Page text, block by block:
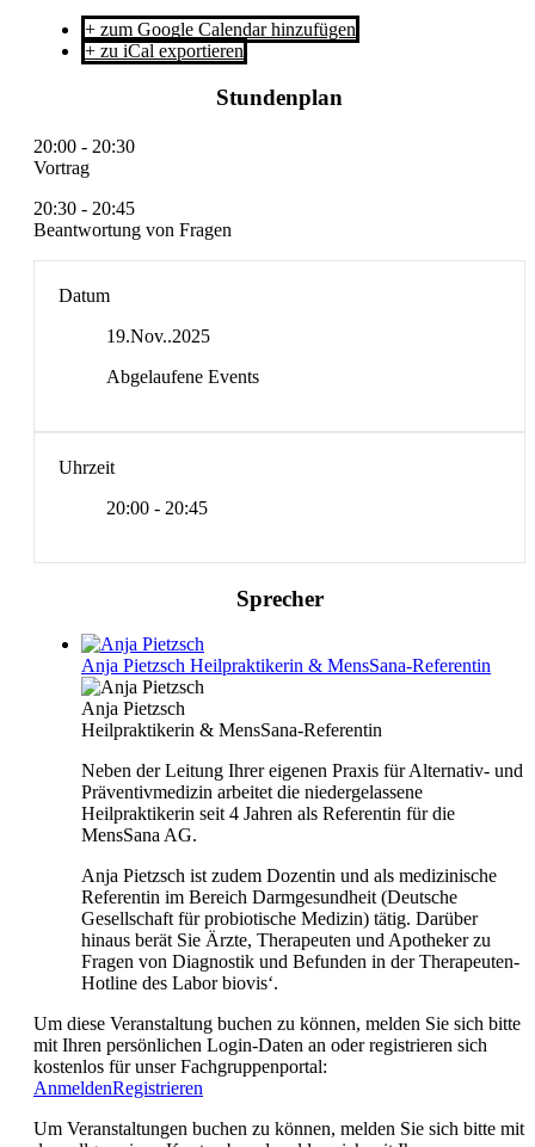
+ zum Google Calendar hinzufügen
+ zu iCal exportieren
Stundenplan
20:00 - 20:30
Vortrag
20:30 - 20:45
Beantwortung von Fragen
Datum
19.Nov..2025
Abgelaufene Events
Uhrzeit
20:00 - 20:45
Sprecher
Anja Pietzsch Heilpraktikerin & MensSana-Referentin
Anja Pietzsch
Heilpraktikerin & MensSana-Referentin
Neben der Leitung Ihrer eigenen Praxis für Alternativ- und
Präventivmedizin arbeitet die niedergelassene
Heilpraktikerin seit 4 Jahren als Referentin für die
MensSana AG.
Anja Pietzsch ist zudem Dozentin und als medizinische
Referentin im Bereich Darmgesundheit (Deutsche
Gesellschaft für probiotische Medizin) tätig. Darüber
hinaus berät Sie Ärzte, Therapeuten und Apotheker zu
Fragen von Diagnostik und Befunden in der Therapeuten-
Hotline des Labor biovis‘.
Um diese Veranstaltung buchen zu können, melden Sie sich bitte
mit Ihren persönlichen Login-Daten an oder registrieren sich
kostenlos für unser Fachgruppenportal:
AnmeldenRegistrieren
Um Veranstaltungen buchen zu können, melden Sie sich bitte mit